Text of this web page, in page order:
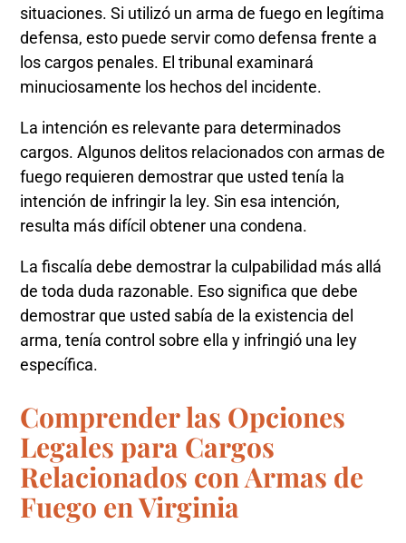
situaciones. Si utilizó un arma de fuego en legítima
defensa, esto puede servir como defensa frente a
los cargos penales. El tribunal examinará
minuciosamente los hechos del incidente.
La intención es relevante para determinados
cargos. Algunos delitos relacionados con armas de
fuego requieren demostrar que usted tenía la
intención de infringir la ley. Sin esa intención,
resulta más difícil obtener una condena.
La fiscalía debe demostrar la culpabilidad más allá
de toda duda razonable. Eso significa que debe
demostrar que usted sabía de la existencia del
arma, tenía control sobre ella y infringió una ley
específica.
Comprender las Opciones
Legales para Cargos
Relacionados con Armas de
Fuego en Virginia